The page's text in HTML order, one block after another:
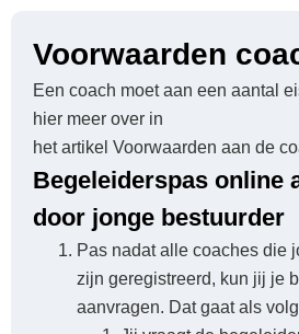
Voorwaarden
Een coach moet aan een aantal
hier meer over in
het artikel Voorwaarden aan de
Begeleiderspas online
door jonge bestuurder
Pas nadat alle coaches die
zijn geregistreerd, kun jij je
aanvragen. Dat gaat als